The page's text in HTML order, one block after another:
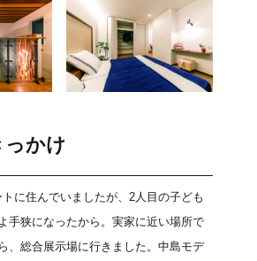
かけ
に住んでいましたが、2人目の子ども
手狭になったから。実家に近い場所で
、総合展示場に行きました。中島モデ